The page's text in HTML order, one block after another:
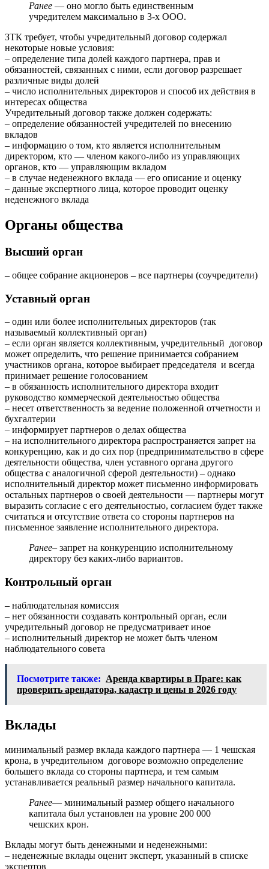
Ранее — оно могло быть единственным
учредителем максимально в 3-х ООО.
ЗТК требует, чтобы учредительный договор содержал
некоторые новые условия:
– определение типа долей каждого партнера, прав и
обязанностей, связанных с ними, если договор разрешает
различные виды долей
– число исполнительных директоров и способ их действия в
интересах общества
Учредительный договор также должен содержать:
– определение обязанностей учредителей по внесению
вкладов
– информацию о том, кто является исполнительным
директором, кто — членом какого-либо из управляющих
органов, кто — управляющим вкладом
– в случае неденежного вклада — его описание и оценку
– данные экспертного лица, которое проводит оценку
неденежного вклада
Органы общества
Высший орган
– общее собрание акционеров – все партнеры (соучредители)
Уставный орган
– один или более исполнительных директоров (так
называемый коллективный орган)
– если орган является коллективным, учредительный договор
может определить, что решение принимается собранием
участников органа, которое выбирает председателя и всегда
принимает решение голосованием
– в обязанность исполнительного директора входит
руководство коммерческой деятельностью общества
– несет ответственность за ведение положенной отчетности и
бухгалтерии
– информирует партнеров о делах общества
– на исполнительного директора распространяется запрет на
конкуренцию, как и до сих пор (предпринимательство в сфере
деятельности общества, член уставного органа другого
общества с аналогичной сферой деятельности) – однако
исполнительный директор может письменно информировать
остальных партнеров о своей деятельности — партнеры могут
выразить согласие с его деятельностью, согласием будет также
считаться и отсутствие ответа со стороны партнеров на
письменное заявление исполнительного директора.
Ранее– запрет на конкуренцию исполнительному
директору без каких-либо вариантов.
Контрольный орган
– наблюдательная комиссия
– нет обязанности создавать контрольный орган, если
учредительный договор не предусматривает иное
– исполнительный директор не может быть членом
наблюдательного совета
Посмотрите также: Аренда квартиры в Праге: как
проверить арендатора, кадастр и цены в 2026 году
Вклады
минимальный размер вклада каждого партнера — 1 чешская
крона, в учредительном договоре возможно определение
большего вклада со стороны партнера, и тем самым
устанавливается реальный размер начального капитала.
Ранее— минимальный размер общего начального
капитала был установлен на уровне 200 000
чешских крон.
Вклады могут быть денежными и неденежными:
– неденежные вклады оценит эксперт, указанный в списке
экспертов